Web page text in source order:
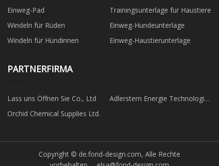
Einweg-Pad
Trainingsunterlage für Haustiere
Windeln für Rüden
Einweg-Hundeunterlage
Windeln für Hündinnen
Einweg-Haustierunterlage
PARTNERFIRMA
Lass uns Öffnen Sie Co., Ltd
Adlerstern Energie Technologie
Orchid Chemical Supplies Ltd.
Copyright © de.fond-design.com, Alle Rechte